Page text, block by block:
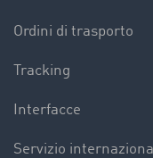
Ordini di trasporto
Tracking
Interfacce
Servizio